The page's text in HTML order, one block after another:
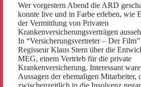
Wer vorgestern Abend die ARD
konnte live und in Farbe erleben, wie
der Vermittlung von Privaten
Krankenversicherungsverträgen
In “Versicherungsvertreter – Der
Regisseur Klaus Stern über die
MEG, einem Vertrieb für die private
Krankenversicherung. Interessant
Aussagen der ehemaligen Mitarbeiter,
zwischenzeitlich in die Insolvenz